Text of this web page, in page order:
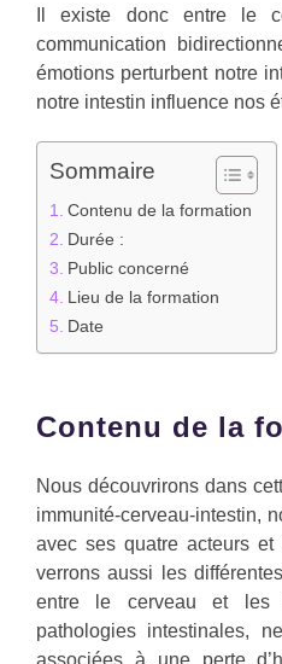
Il existe donc entre le
communication
émotions perturbent notre
notre intestin influence nos
Sommaire
Contenu de la formation
Durée :
Public concerné
Lieu de la formation
Date
Contenu de la
Nous découvrirons dans
immunité-cerveau-intestin,
avec ses quatre acteurs et
verrons aussi les
entre le cerveau et les
pathologies intestinales,